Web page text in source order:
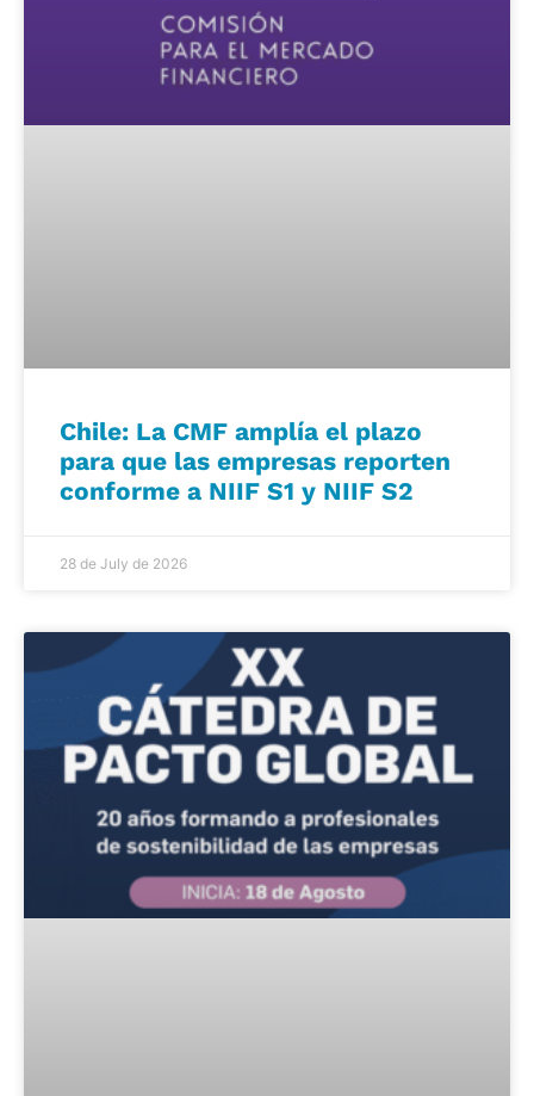
Chile: La CMF amplía el plazo
para que las empresas reporten
conforme a NIIF S1 y NIIF S2
28 de July de 2026